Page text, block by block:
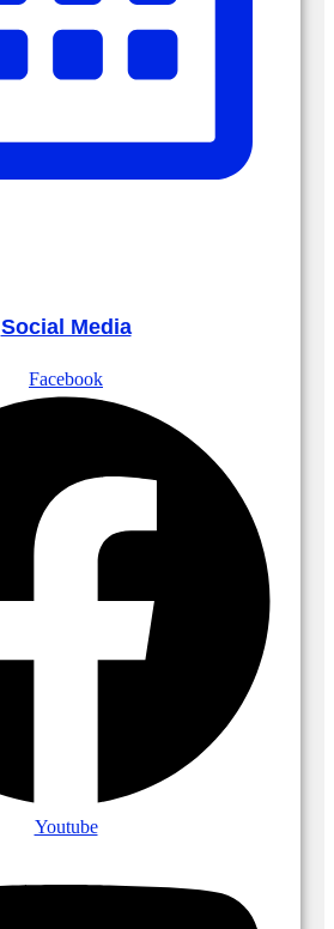
Social Media
Facebook
Youtube